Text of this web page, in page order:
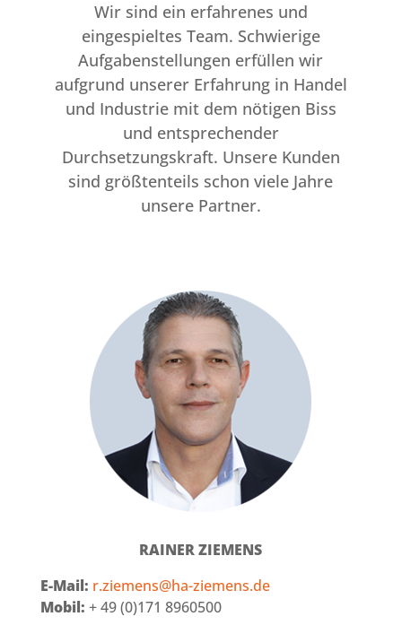
Wir sind ein erfahrenes und
eingespieltes Team. Schwierige
Aufgabenstellungen erfüllen wir
aufgrund unserer Erfahrung in Handel
und Industrie mit dem nötigen Biss
und entsprechender
Durchsetzungskraft. Unsere Kunden
sind größtenteils schon viele Jahre
unsere Partner.
RAINER ZIEMENS
E-Mail: r.ziemens@ha-ziemens.de
Mobil: + 49 (0)171 8960500